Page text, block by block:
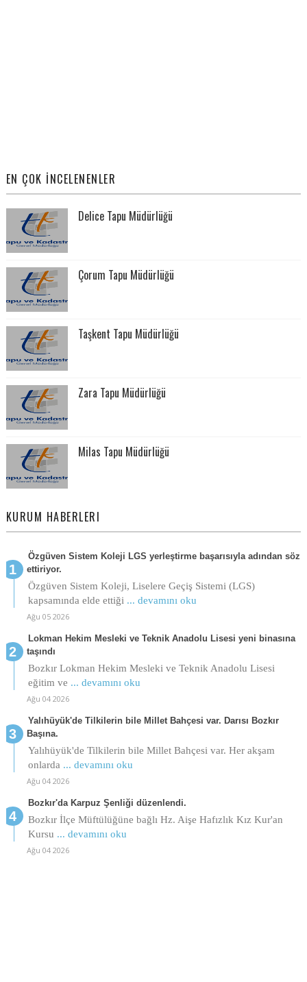
EN ÇOK İNCELENENLER
Delice Tapu Müdürlüğü
Çorum Tapu Müdürlüğü
Taşkent Tapu Müdürlüğü
Zara Tapu Müdürlüğü
Milas Tapu Müdürlüğü
KURUM HABERLERI
Özgüven Sistem Koleji LGS yerleştirme başarısıyla adından söz
ettiriyor.
Özgüven Sistem Koleji, Liselere Geçiş Sistemi (LGS)
kapsamında elde ettiği ... devamını oku
Ağu 05 2026
Lokman Hekim Mesleki ve Teknik Anadolu Lisesi yeni binasına
taşındı
Bozkır Lokman Hekim Mesleki ve Teknik Anadolu Lisesi
eğitim ve ... devamını oku
Ağu 04 2026
Yalıhüyük'de Tilkilerin bile Millet Bahçesi var. Darısı Bozkır
Başına.
Yalıhüyük'de Tilkilerin bile Millet Bahçesi var. Her akşam
onlarda ... devamını oku
Ağu 04 2026
Bozkır'da Karpuz Şenliği düzenlendi.
Bozkır İlçe Müftülüğüne bağlı Hz. Aişe Hafızlık Kız Kur'an
Kursu ... devamını oku
Ağu 04 2026